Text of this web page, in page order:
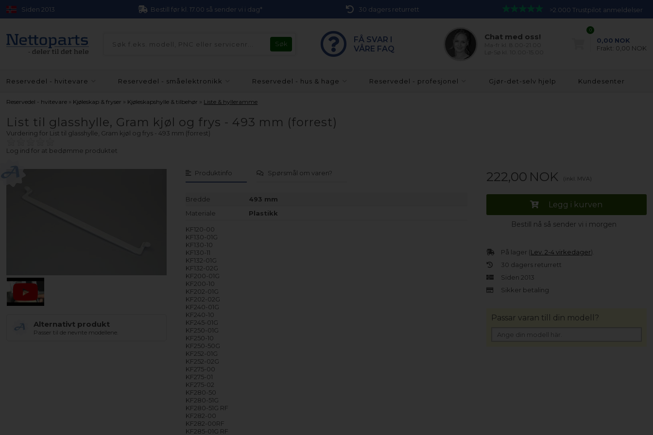
Siden 2013 Bestill før kl. 17.00 så sender vi i dag* 30 dagers returrett >2.000 Trustpilot anmeldelser
FÅ SVAR I
VÅRE FAQ
Chat med oss!
0
0,00 NOK
Frakt: 0,00 NOK
Reservedel - hvitevare Reservedel - småelektronikk Reservedel - hus & hage Reservedel - profesjonel Gjør-det-selv hjelp Kundesenter
Reservedel - hvitevare » Kjøleskap & fryser » Kjøleskapshylle & tilbehør » Liste & hylleramme
List til glasshylle, Gram kjøl og frys - 493 mm (forrest)
Vurdering for List til glasshylle, Gram kjøl og frys - 493 mm (forrest)
Log ind for at bedømme produktet
Alternativt produkt
Passer til de nevnte modellene.
Produktinfo Spørsmål om varen?
Bredde
493 mm
Materiale
Plastikk
KF120-00
KF130-01G
KF130-10
KF130-11
KF132-01G
KF132-02G
KF200-01G
KF200-10
KF202-01G
KF202-02G
KF240-01G
KF240-10
KF245-01G
KF250-01G
KF250-10
KF250-50G
KF252-01G
KF252-02G
KF275-00
KF275-01
KF275-02
KF280-50
KF280-51G
KF280-51G RF
KF282-00
KF282-00RF
KF285-01G RF
222,00 NOK (inkl. MVA)
Legg i kurven
Bestill nå så sender vi i morgen
På lager (Lev. 2-4 virkedager).
30 dagers returrett
Siden 2013
Sikker betaling
Passar varan till din modell?